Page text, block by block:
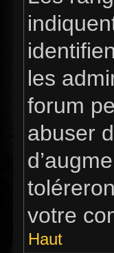
les
forum
abuser
votre
Haut